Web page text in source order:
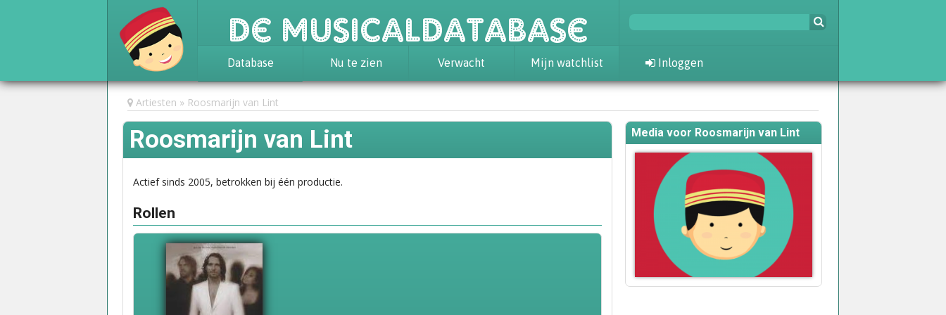
De Musicaldatabase
Database
Achtergrond
Awards
Statistieken
Nu te zien Verwacht Mijn watchlist Inloggen
Artiesten Roosmarijn van Lint
Roosmarijn van Lint
Actief sinds 2005, betrokken bij één productie.
Rollen
Media voor Roosmarijn van Lint